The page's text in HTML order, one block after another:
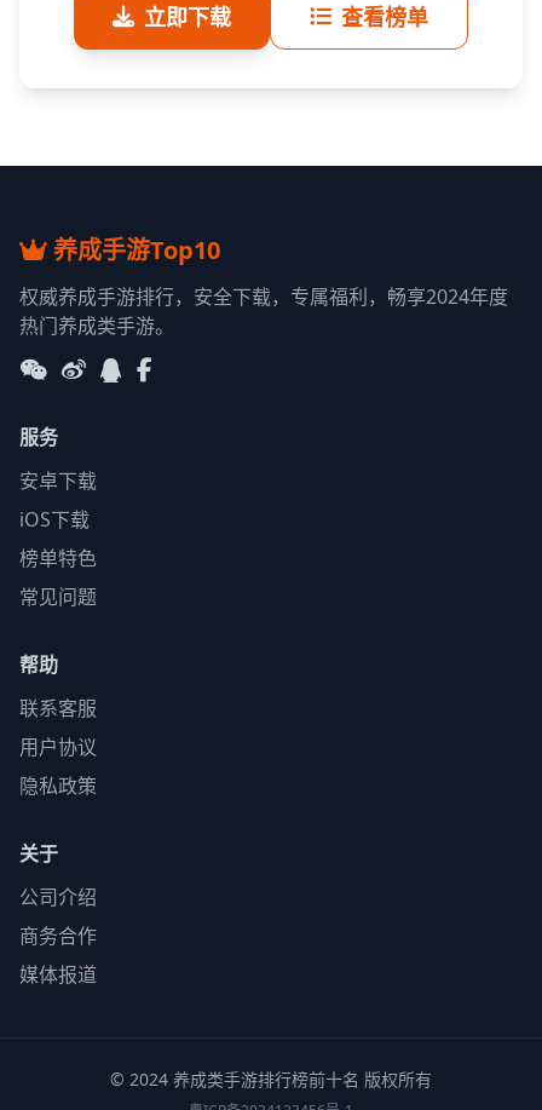
立即下载 查看榜单
养成手游Top10
权威养成手游排行，安全下载，专属福利，畅享2024年度
热门养成类手游。
服务
安卓下载
iOS下载
榜单特色
常见问题
帮助
联系客服
用户协议
隐私政策
关于
公司介绍
商务合作
媒体报道
© 2024 养成类手游排行榜前十名 版权所有